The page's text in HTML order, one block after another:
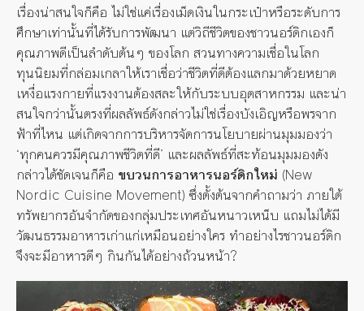
เรื่องน่าสนใจก็คือ ไม่ใช่แค่เรื่องเม็ดเงินในกระเป๋าหรือระดับการ
ศึกษาเท่านั้นที่ได้รับการพัฒนา แต่วิถีชีวิตของชาวนอร์ดิกเองก็
คุณภาพดีเป็นลำดับต้นๆ ของโลก สวนทางความเชื่อในโลก
ทุนนิยมที่กล่อมเกลาให้เราเชื่อว่าชีวิตที่ดีต้องแลกมาด้วยหยาด
เหงื่อแรงกายที่แรงงานต้องสละให้กับระบบอุตสาหกรรม และน่า
สนใจกว่านั้นตรงที่ผลลัพธ์ดังกล่าวไม่ใช่เรื่องบังเอิญหรือพรจาก
ฟ้าที่ไหน แต่เกิดจากการบริหารจัดการนโยบายผ่านมุมมองว่า
‘ทุกคนควรมีคุณภาพชีวิตที่ดี’ และผลลัพธ์ที่สะท้อนมุมมองดัง
กล่าวได้ชัดเจนก็คือ ขบวนการอาหารนอร์ดิกใหม่ (New
Nordic Cuisine Movement) ซึ่งตั้งต้นจากคำถามว่า ภายใต้
ทรัพยากรอันจำกัดของกลุ่มประเทศอันหนาวเหน็บ แถมไม่ได้มี
วัฒนธรรมอาหารเก่าแก่เหมือนอย่างใคร ทำอย่างไรชาวนอร์ดิก
จึงจะมีอาหารดีๆ กินกันได้อย่างถ้วนหน้า?